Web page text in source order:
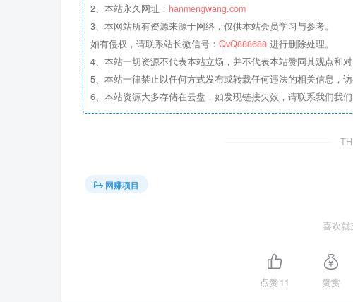
2、本站永久网址： hanmengwang.com
3、本网站所有资源来源于网络，仅供本站会员学习与参考。
如有侵权，请联系站长微信号： QvQ888688 进行删除处理。
4、本站一切资源不代表本站立场，并不代表本站赞同其观点和对
5、本站一律禁止以任何方式发布或转载任何违法的相关信息，
6、本站资源大多存储在云盘，如发现链接失效，请联系我们我们
网赚项目
喜欢就
点赞11 赞赏